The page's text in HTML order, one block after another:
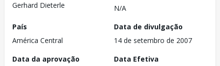
Gerhard Dieterle
N/A
País
América Central
Data de divulgação
14 de setembro de 2007
Data da aprovação
Data Efetiva